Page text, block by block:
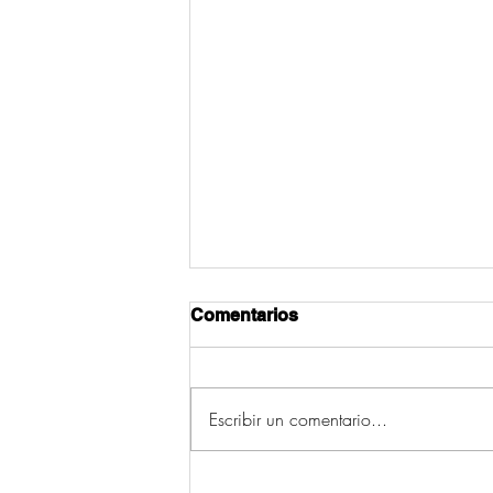
Comentarios
Escribir un comentario...